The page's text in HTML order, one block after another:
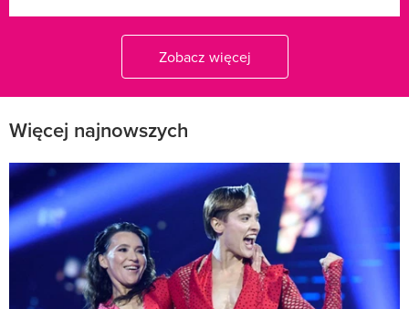
Zobacz więcej
Więcej najnowszych